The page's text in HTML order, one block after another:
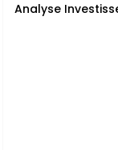
Analyse